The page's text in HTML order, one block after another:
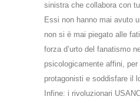
sinistra che collabora con
Essi non hanno mai avuto
non si è mai piegato alle
forza d’urto del fanatismo
psicologicamente affini,
protagonisti e soddisfare il
Infine: i rivoluzionari